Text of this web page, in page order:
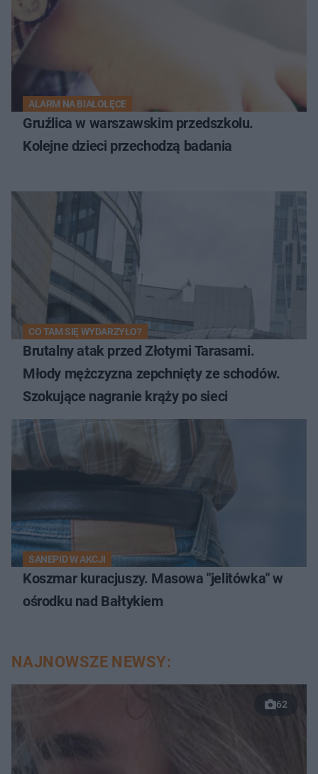
ALARM NA BIAŁOŁĘCE
Gruźlica w warszawskim przedszkolu.
Kolejne dzieci przechodzą badania
CO TAM SIĘ WYDARZYŁO?
Brutalny atak przed Złotymi Tarasami.
Młody mężczyzna zepchnięty ze schodów.
Szokujące nagranie krąży po sieci
SANEPID W AKCJI
Koszmar kuracjuszy. Masowa "jelitówka" w
ośrodku nad Bałtykiem
NAJNOWSZE NEWSY:
62